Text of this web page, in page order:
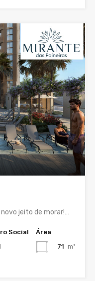
jeito de morar!…
Social
Área
71 m²